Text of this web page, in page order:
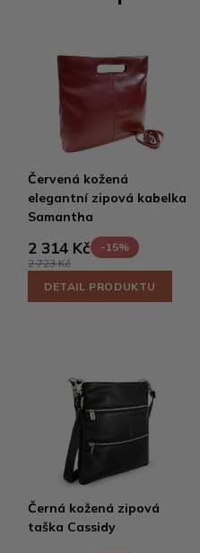
Červená kožená
elegantní zipová kabelka
Samantha
2 314 Kč
-15%
2 723 Kč
DETAIL PRODUKTU
Černá kožená zipová
taška Cassidy